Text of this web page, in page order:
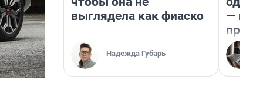
выглядела как фиаско
Надежда Губарь
—